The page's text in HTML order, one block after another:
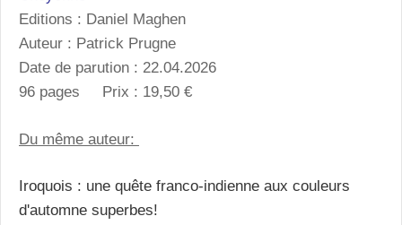
Editions : Daniel Maghen
Auteur : Patrick Prugne
Date de parution : 22.04.2026
96 pages Prix : 19,50 €
Du même auteur:
Iroquois : une quête franco-indienne aux couleurs
d'automne superbes!